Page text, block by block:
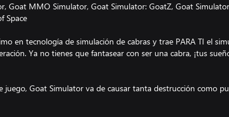
Goat MMO Simulator, Goat Simulator: GoatZ, Goat
Space
en tecnología de simulación de cabras y trae PARA TI el
Ya no tienes que fantasear con ser una cabra, ¡tus
juego, Goat Simulator va de causar tanta destrucción como